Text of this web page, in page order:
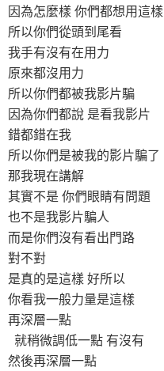
因為怎麼樣 你們都想用這樣
所以你們從頭到尾看
我手有沒有在用力
原來都沒用力
所以你們都被我影片騙
因為你們都說 是看我影片
錯都錯在我
所以你們是被我的影片騙了
那我現在講解
其實不是 你們眼睛有問題
也不是我影片騙人
而是你們沒有看出門路
對不對
是真的是這樣 好所以
你看我一般力量是這樣
再深層一點
就稍微調低一點 有沒有
然後再深層一點